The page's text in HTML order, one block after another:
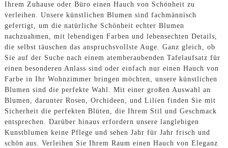
Ihrem Zuhause oder Büro einen Hauch von Schönheit zu
verleihen. Unsere künstlichen Blumen sind fachmännisch
gefertigt, um die natürliche Schönheit echter Blumen
nachzuahmen, mit lebendigen Farben und lebensechten Details,
die selbst täuschen das anspruchsvollste Auge. Ganz gleich, ob
Sie auf der Suche nach einem atemberaubenden Tafelaufsatz für
einen besonderen Anlass sind oder einfach nur einen Hauch von
Farbe in Ihr Wohnzimmer bringen möchten, unsere künstlichen
Blumen sind die perfekte Wahl. Mit einer großen Auswahl an
Blumen, darunter Rosen, Orchideen, und Lilien finden Sie mit
Sicherheit die perfekten Blüten, die Ihrem Stil und Geschmack
entsprechen. Darüber hinaus erfordern unsere langlebigen
Kunstblumen keine Pflege und sehen Jahr für Jahr frisch und
schön aus. Verleihen Sie Ihrem Raum einen Hauch von Eleganz